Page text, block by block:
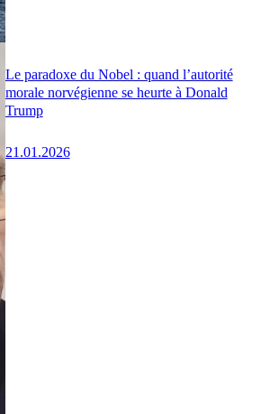
Le paradoxe du Nobel : quand l’autorité
morale norvégienne se heurte à Donald
Trump
21.01.2026